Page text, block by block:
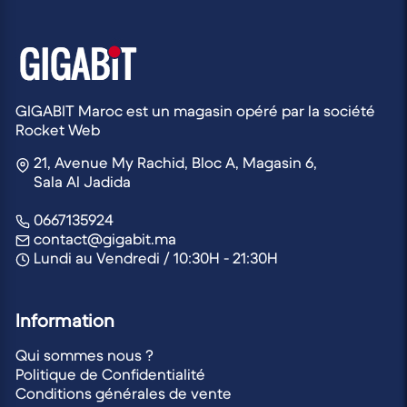
Vous pouvez consulter les détails spécifiques sur
chaque page produit ou contacter notre service
client au Maroc pour toute question relative aux
retours ou aux garanties.
GIGABIT Maroc est un magasin opéré par la société
Rocket Web
21, Avenue My Rachid, Bloc A, Magasin 6,
Sala Al Jadida
0667135924
contact@gigabit.ma
Lundi au Vendredi / 10:30H - 21:30H
Information
Qui sommes nous ?
Politique de Confidentialité
Conditions générales de vente